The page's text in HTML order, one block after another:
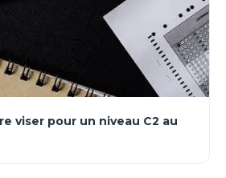
viser pour un niveau C2 au